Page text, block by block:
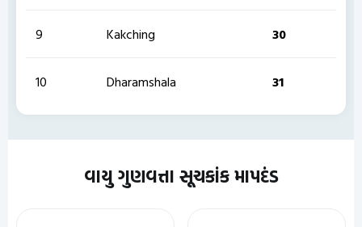
9 Kakching 30
10 Dharamshala 31
વાયુ ગુણવત્તા સૂચકાંક માપદંડ